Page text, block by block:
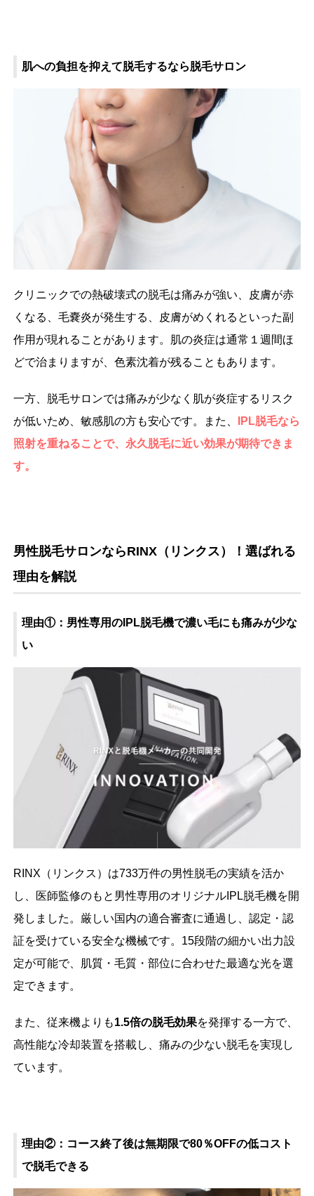
肌への負担を抑えて脱毛するなら脱毛サロン
クリニックでの熱破壊式の脱毛は痛みが強い、皮膚が赤
くなる、毛嚢炎が発生する、皮膚がめくれるといった副
作用が現れることがあります。肌の炎症は通常１週間ほ
どで治まりますが、色素沈着が残ることもあります。
一方、脱毛サロンでは痛みが少なく肌が炎症するリスク
が低いため、敏感肌の方も安心です。また、
IPL脱毛なら
照射を重ねることで、永久脱毛に近い効果が期待できま
す。
男性脱毛サロンならRINX（リンクス）！選ばれる
理由を解説
理由①：男性専用のIPL脱毛機で濃い毛にも痛みが少な
い
RINX（リンクス）は733万件の男性脱毛の実績を活か
し、医師監修のもと男性専用のオリジナルIPL脱毛機を開
発しました。厳しい国内の適合審査に通過し、認定・認
証を受けている安全な機械です。15段階の細かい出力設
定が可能で、肌質・毛質・部位に合わせた最適な光を選
定できます。
また、従来機よりも1.5倍の脱毛効果を発揮する一方で、
高性能な冷却装置を搭載し、痛みの少ない脱毛を実現し
ています。
理由②：コース終了後は無期限で80％OFFの低コスト
で脱毛できる